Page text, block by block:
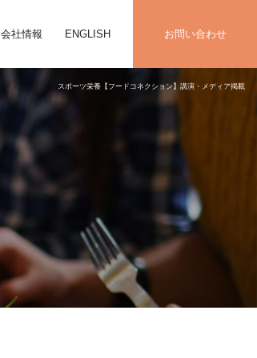
会社情報 ENGLISH お問い合わせ
スポーツ栄養【フードコネクション】講演・メディア掲載